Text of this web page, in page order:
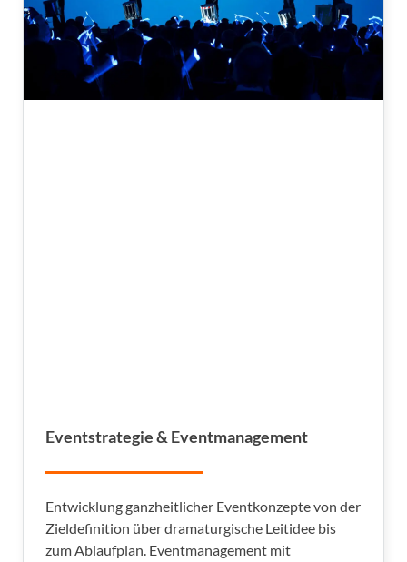
Eventstrategie & Eventmanagement
Entwicklung ganzheitlicher Eventkonzepte von der
Zieldefinition über dramaturgische Leitidee bis
zum Ablaufplan. Eventmanagement mit